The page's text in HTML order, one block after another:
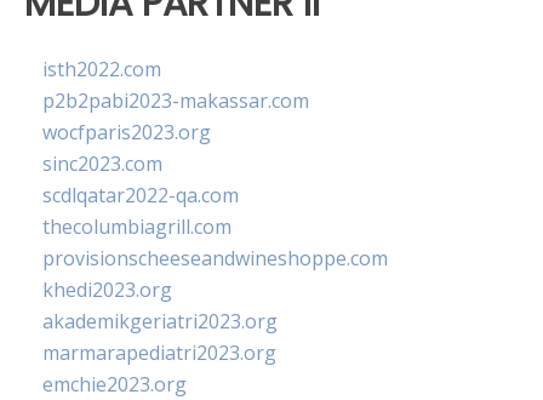
isth2022.com
p2b2pabi2023-makassar.com
wocfparis2023.org
sinc2023.com
scdlqatar2022-qa.com
thecolumbiagrill.com
provisionscheeseandwineshoppe.com
khedi2023.org
akademikgeriatri2023.org
marmarapediatri2023.org
emchie2023.org